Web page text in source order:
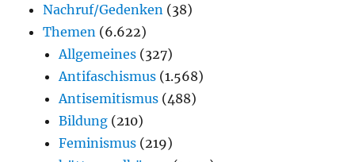
Nachruf/Gedenken (38)
Themen (6.622)
Allgemeines (327)
Antifaschismus (1.568)
Antisemitismus (488)
Bildung (210)
Feminismus (219)